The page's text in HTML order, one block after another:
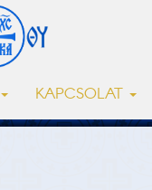
KAPCSOLAT